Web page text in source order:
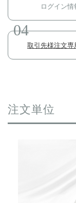
ログイン情
04
取引先様注文専
注文単位